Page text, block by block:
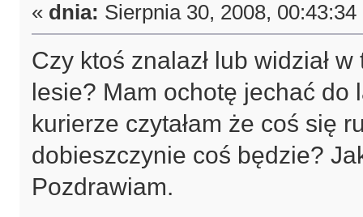
« dnia: Sierpnia 30, 2008,
Czy ktoś znalazł lub widział
lesie? Mam ochotę jechać do
kurierze czytałam że coś się
dobieszczynie coś będzie?
Pozdrawiam.